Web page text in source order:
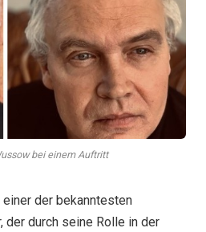
bei einem Auftritt
der bekanntesten
der durch seine Rolle in der